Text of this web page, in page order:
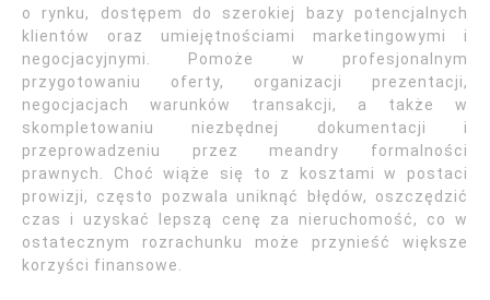
o rynku, dostępem do szerokiej bazy potencjalnych
klientów oraz umiejętnościami marketingowymi i
negocjacyjnymi. Pomoże w profesjonalnym
przygotowaniu oferty, organizacji prezentacji,
negocjacjach warunków transakcji, a także w
skompletowaniu niezbędnej dokumentacji i
przeprowadzeniu przez meandry formalności
prawnych. Choć wiąże się to z kosztami w postaci
prowizji, często pozwala uniknąć błędów, oszczędzić
czas i uzyskać lepszą cenę za nieruchomość, co w
ostatecznym rozrachunku może przynieść większe
korzyści finansowe.